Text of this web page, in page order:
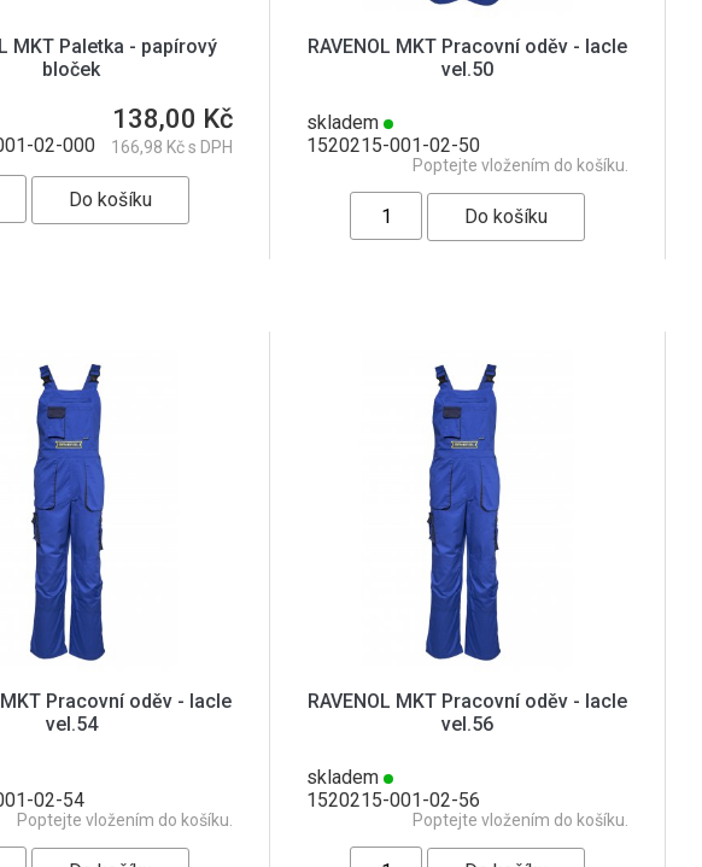
MKT Paletka - papírový
bloček
02-000
138,00 Kč
166,98 Kč s DPH
RAVENOL MKT Pracovní oděv - lacle
vel.50
skladem
1520215-001-02-50
Poptejte vložením do košíku.
MKT Pracovní oděv - lacle
vel.54
02-54
Poptejte vložením do košíku.
RAVENOL MKT Pracovní oděv - lacle
vel.56
skladem
1520215-001-02-56
Poptejte vložením do košíku.